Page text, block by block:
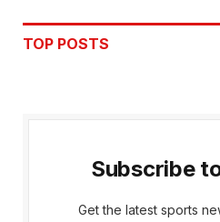
TOP POSTS
Subscribe
Get the latest sports